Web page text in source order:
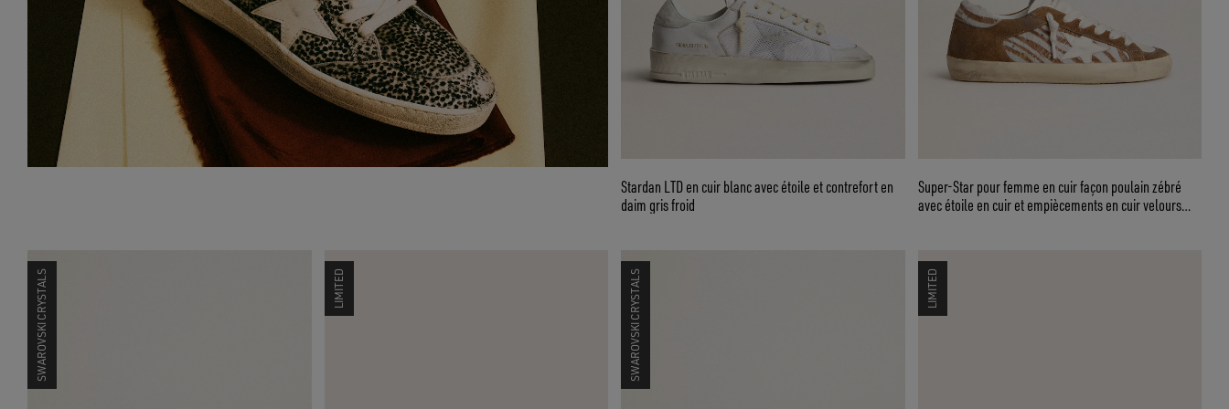
Stardan LTD en cuir blanc avec étoile et contrefort en
daim gris froid
Super-Star pour femme en cuir façon poulain zébré
avec étoile en cuir et empiècements en cuir velours
SWAROVSKI CRYSTALS LIMITED SWAROVSKI CRYSTALS LIMITED